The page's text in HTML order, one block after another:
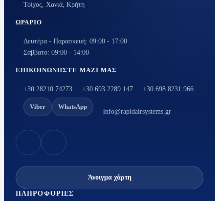
Τοίχος, Χανιά, Κρήτη
ΩΡΆΡΙΟ
Δευτέρα - Παρασκευή: 09:00 - 17:00
Σάββατο: 09:00 - 14:00
ΕΠΙΚΟΙΝΩΝΉΣΤΕ ΜΑΖΊ ΜΑΣ
+30 28210 74273 +30 693 2289 147 +30 698 8231 966
Viber WhatsApp
info@rapidairsystems.gr
Άνοιγμα χάρτη
ΠΛΗΡΟΦΟΡΊΕΣ